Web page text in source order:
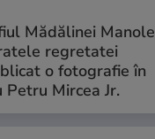
Mădălinei Manole
regretatei
o fotografie în
Petru Mircea Jr.